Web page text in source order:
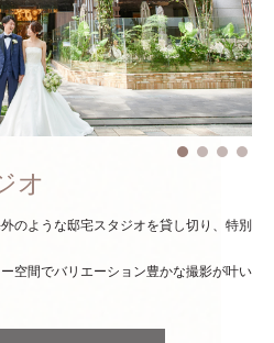
オ
のような邸宅スタジオを貸し切り、特別
空間でバリエーション豊かな撮影が叶い